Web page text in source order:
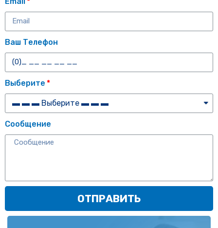
Ваш Телефон
Выберите
Сообщение
ОТПРАВИТЬ